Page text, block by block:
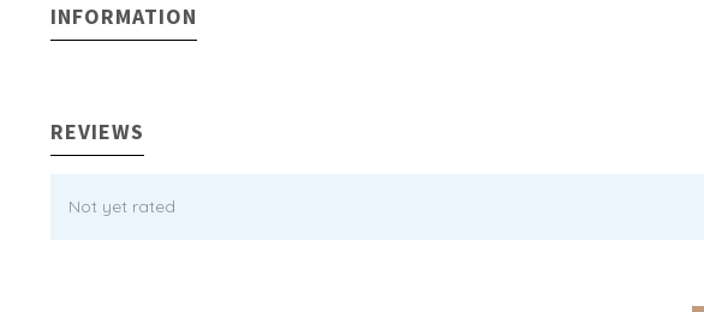
INFORMATION
REVIEWS
Not yet rated